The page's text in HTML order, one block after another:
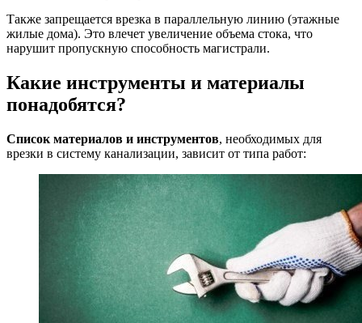
Также запрещается врезка в параллельную линию (этажные
жилые дома). Это влечет увеличение объема стока, что
нарушит пропускную способность магистрали.
Какие инструменты и материалы
понадобятся?
Список материалов и инструментов, необходимых для
врезки в систему канализации, зависит от типа работ: